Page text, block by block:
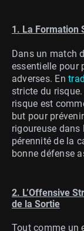
1. La Formation
Dans un match
essentielle pour
adverses. En
stricte du
risque est
but pour
rigoureuse dans
pérennité de la
bonne défense
2. L’Offensive
de la Sortie
Tout comme un